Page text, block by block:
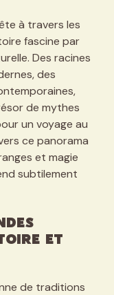
à travers les
fascine par
Des racines
des
de mythes
un voyage au
ce panorama
et magie
subtilement
et
de traditions